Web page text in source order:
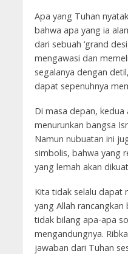
Apa yang Tuhan
bahwa apa yang ia
dari sebuah ‘grand
mengawasi dan
segalanya dengan
dapat sepenuhnya
Di masa depan,
menurunkan bangsa
Namun nubuatan ini
simbolis, bahwa yang
yang lemah akan
Kita tidak selalu dapat
yang Allah
tidak bilang apa-apa
mengandungnya.
jawaban dari Tuhan